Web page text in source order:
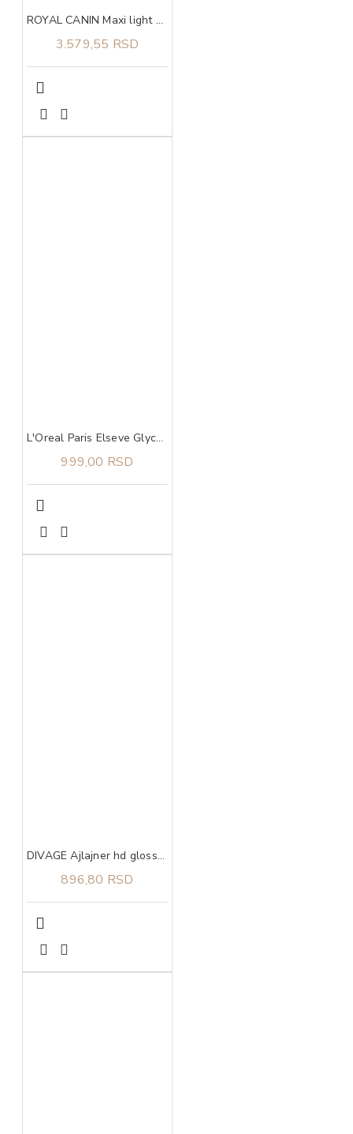
ROYAL CANIN Maxi light weight care 3kg
3.579,55 RSD
L'Oreal Paris Elseve Glycolic Gloss šampon 200 ml
999,00 RSD
DIVAGE Ajlajner hd glossy black glossy black 01
896,80 RSD